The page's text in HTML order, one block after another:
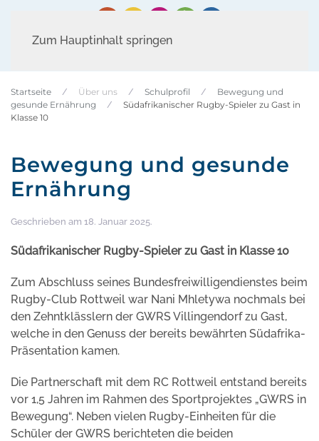
Zum Hauptinhalt springen
Startseite Über uns Schulprofil
Bewegung und
gesunde Ernährung
Südafrikanischer Rugby-Spieler zu Gast in
Klasse 10
Bewegung und gesunde
Ernährung
Geschrieben am 18. Januar 2025.
Südafrikanischer Rugby-Spieler zu Gast in Klasse 10
Zum Abschluss seines Bundesfreiwilligendienstes beim
Rugby-Club Rottweil war Nani Mhletywa nochmals bei
den Zehntklässlern der GWRS Villingendorf zu Gast,
welche in den Genuss der bereits bewährten Südafrika-
Präsentation kamen.
Die Partnerschaft mit dem RC Rottweil entstand bereits
vor 1,5 Jahren im Rahmen des Sportprojektes „GWRS in
Bewegung“. Neben vielen Rugby-Einheiten für die
Schüler der GWRS berichteten die beiden